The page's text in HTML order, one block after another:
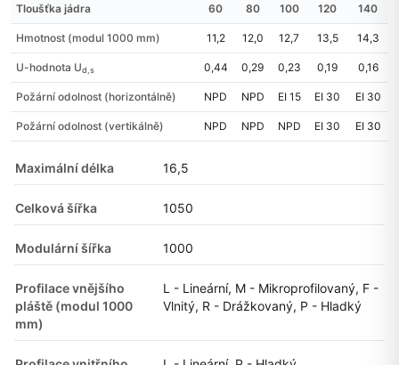
Tloušťka jádra 60 80 100 120 140
Hmotnost (modul 1000 mm) 11,2 12,0 12,7 13,5 14,3
U-hodnota Ud,s 0,44 0,29 0,23 0,19 0,16
Požární odolnost (horizontálně) NPD NPD EI 15 EI 30 EI 30
Požární odolnost (vertikálně) NPD NPD NPD EI 30 EI 30
Maximální délka 16,5
Celková šířka 1050
Modulární šířka 1000
Profilace vnějšího
pláště (modul 1000
mm)
L - Lineární, M - Mikroprofilovaný, F -
Vlnitý, R - Drážkovaný, P - Hladký